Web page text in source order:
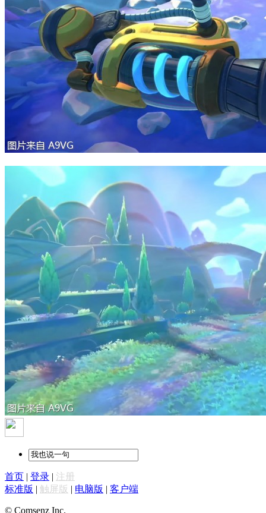
首页 | 登录 | 注册
标准版 | 触屏版 | 电脑版 | 客户端
© Comsenz Inc.